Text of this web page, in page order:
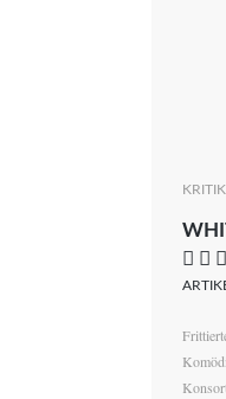
KRITIK
 